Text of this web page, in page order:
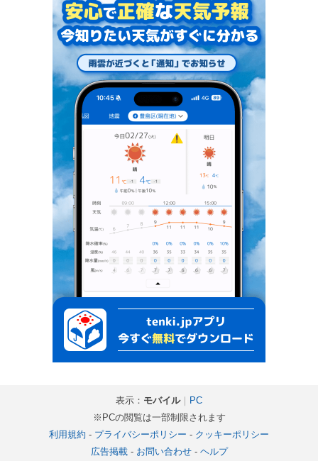
表示： モバイル｜ PC
※PCの閲覧は一部制限されます
利用規約 - プライバシーポリシー - クッキーポリシー
広告掲載- お問い合わせ- ヘルプ